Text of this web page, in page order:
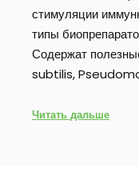
стимуляции
типы
Содержат
subtilis,
Читать дальше